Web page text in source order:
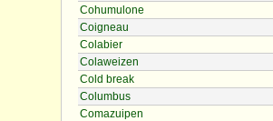
Cohumulone
Coigneau
Colabier
Colaweizen
Cold break
Columbus
Comazuipen